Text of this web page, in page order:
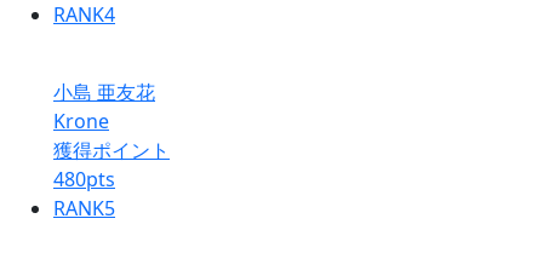
RANK4
小島 亜友花
Krone
獲得ポイント
480pts
RANK5